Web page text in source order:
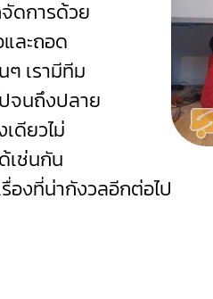
ดการด้วย
ละถอด
ๆ เรามีทีม
จนถึงปลาย
ดียวไม่
เช่นกัน
องที่น่ากังวลอีกต่อไป